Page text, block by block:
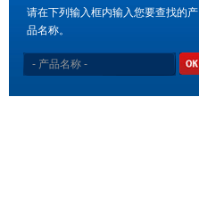
请在下列输入框内输入您要查找的产
品名称。